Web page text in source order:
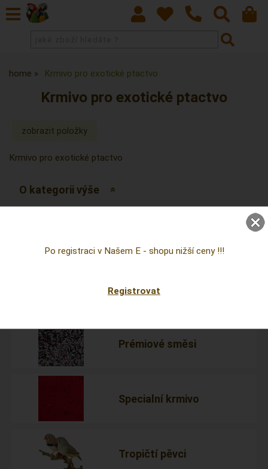
home Krmivo pro exotické ptactvo
Krmivo pro exotické ptactvo
Krmivo pro exotické ptactvo
O kategorii výše
Kanáři
Prémiové směsi
Specialní krmivo
Tropičtí pěvci
Po registraci v Našem E - shopu nižší ceny !!!
Registrovat